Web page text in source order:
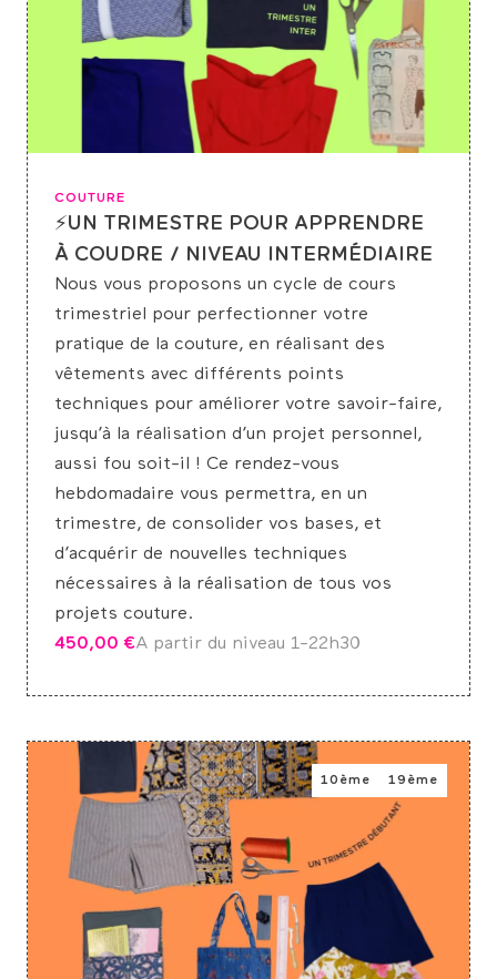
COUTURE
⚡UN TRIMESTRE POUR APPRENDRE
À COUDRE / NIVEAU INTERMÉDIAIRE
Nous vous proposons un cycle de cours
trimestriel pour perfectionner votre
pratique de la couture, en réalisant des
vêtements avec différents points
techniques pour améliorer votre savoir-faire,
jusqu’à la réalisation d’un projet personnel,
aussi fou soit-il ! Ce rendez-vous
hebdomadaire vous permettra, en un
trimestre, de consolider vos bases, et
d’acquérir de nouvelles techniques
nécessaires à la réalisation de tous vos
projets couture.
450,00 €A partir du niveau 1-22h30
10ème 19ème